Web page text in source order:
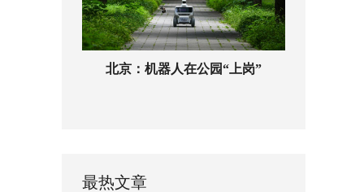
北京：机器人在公园“上岗”
最热文章